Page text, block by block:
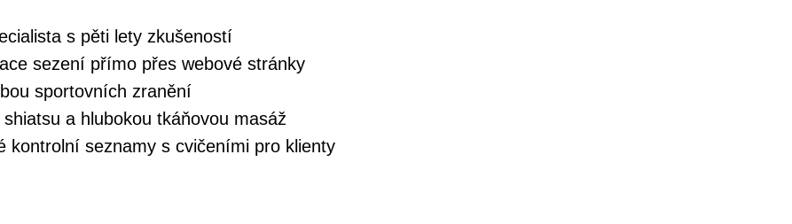
s pěti lety zkušeností
sezení přímo přes webové stránky
sportovních zranění
a hlubokou tkáňovou masáž
kontrolní seznamy s cvičeními pro klienty